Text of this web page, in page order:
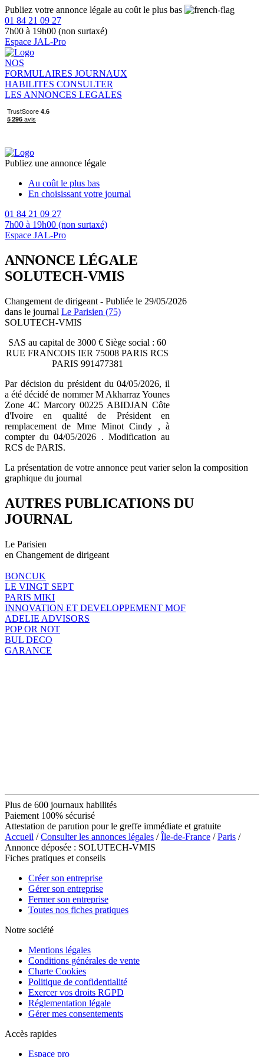
Publiez votre annonce légale au coût le plus bas
01 84 21 09 27
7h00 à 19h00 (non surtaxé)
Espace JAL-Pro
NOS
FORMULAIRES JOURNAUX
HABILITES CONSULTER
LES ANNONCES LEGALES
Publiez une annonce légale
Au coût le plus bas
En choisissant votre journal
01 84 21 09 27
7h00 à 19h00 (non surtaxé)
Espace JAL-Pro
ANNONCE LÉGALE
SOLUTECH-VMIS
Changement de dirigeant - Publiée le 29/05/2026
dans le journal Le Parisien (75)
SOLUTECH-VMIS
SAS au capital de 3000 € Siège social : 60
RUE FRANCOIS IER 75008 PARIS RCS
PARIS 991477381
Par décision du président du 04/05/2026, il
a été décidé de nommer M Akharraz Younes
Zone 4C Marcory 00225 ABIDJAN Côte
d'Ivoire en qualité de Président en
remplacement de Mme Minot Cindy , à
compter du 04/05/2026 . Modification au
RCS de PARIS.
La présentation de votre annonce peut varier selon la composition
graphique du journal
AUTRES PUBLICATIONS DU
JOURNAL
Le Parisien
en Changement de dirigeant
BONCUK
LE VINGT SEPT
PARIS MIKI
INNOVATION ET DEVELOPPEMENT MOF
ADELIE ADVISORS
POP OR NOT
BUL DECO
GARANCE
Plus de 600 journaux habilités
Paiement 100% sécurisé
Attestation de parution pour le greffe immédiate et gratuite
Accueil /Consulter les annonces légales /Île-de-France /Paris /
Annonce déposée : SOLUTECH-VMIS
Fiches pratiques et conseils
Créer son entreprise
Gérer son entreprise
Fermer son entreprise
Toutes nos fiches pratiques
Notre société
Mentions légales
Conditions générales de vente
Charte Cookies
Politique de confidentialité
Exercer vos droits RGPD
Réglementation légale
Gérer mes consentements
Accès rapides
Espace pro